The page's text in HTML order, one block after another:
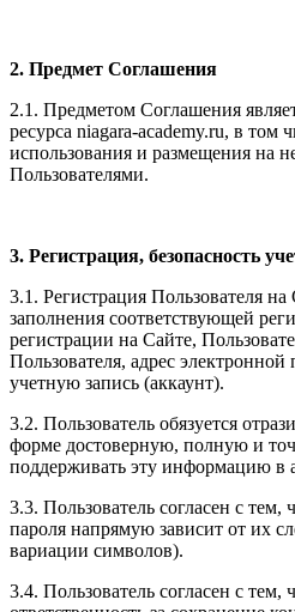
2. Предмет Соглашения
2.1. Предметом Соглашения
ресурса niagara-academy.ru, в том
использования и размещения на
Пользователями.
3. Регистрация, безопасность
3.1. Регистрация Пользователя
заполнения соответствующей
регистрации на Сайте,
Пользователя, адрес
учетную запись (аккаунт).
3.2. Пользователь обязуется
форме достоверную, полную и
поддерживать эту информацию в
3.3. Пользователь согласен с тем,
пароля напрямую зависит от их
вариации символов).
3.4. Пользователь согласен с тем,